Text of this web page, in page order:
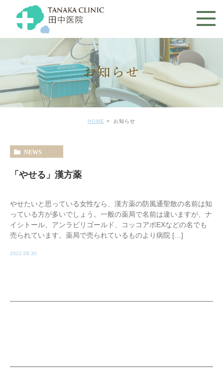
お知らせ
HOME お知らせ
NEWS
「やせる」漢方薬
やせたいと思っている女性なら、漢方薬の防風通聖散の名前は知
っている方が多いでしょう。一般の薬局で名前は違いますが、ナ
イシトール、アンラビリゴールド、コッコアポEXなどの名でも
売られています。薬局で売られているものより病院 […]
2022.09.30